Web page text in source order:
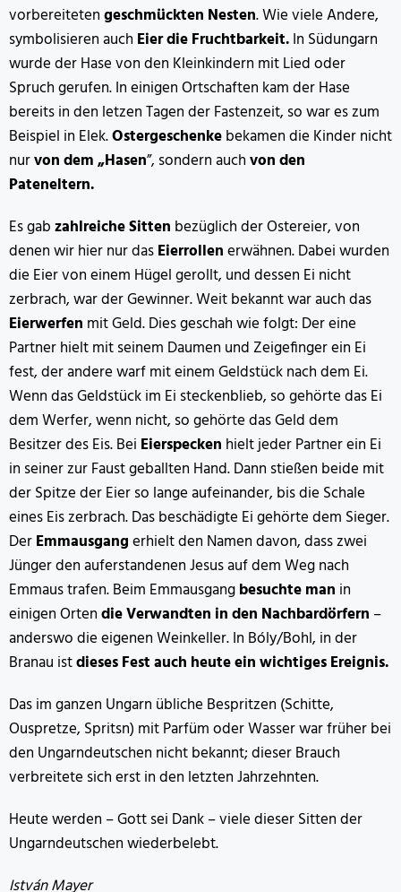
vorbereitetengeschmückten Nesten. Wie viele Andere,
symbolisieren auch Eier die Fruchtbarkeit.In Südungarn
wurde der Hase von den Kleinkindern mit Lied oder
Spruch gerufen. In einigen Ortschaften kam der Hase
bereits in den letzen Tagen der Fastenzeit, so war es zum
Beispiel in Elek.Ostergeschenkebekamen die Kinder nicht
nurvon dem „Hasen”, sondern auchvon den
Pateneltern.
Es gabzahlreiche Sitten bezüglich der Ostereier, von
denen wir hier nur dasEierrollenerwähnen. Dabei wurden
die Eier von einem Hügel gerollt, und dessen Ei nicht
zerbrach, war der Gewinner. Weit bekannt war auch das
Eierwerfen mit Geld. Dies geschah wie folgt: Der eine
Partner hielt mit seinem Daumen und Zeigefinger ein Ei
fest, der andere warf mit einem Geldstück nach dem Ei.
Wenn das Geldstück im Ei steckenblieb, so gehörte das Ei
dem Werfer, wenn nicht, so gehörte das Geld dem
Besitzer des Eis. Bei Eierspecken hielt jeder Partner ein Ei
in seiner zur Faust geballten Hand. Dann stießen beide mit
der Spitze der Eier so lange aufeinander, bis die Schale
eines Eis zerbrach. Das beschädigte Ei gehörte dem Sieger.
DerEmmausgangerhielt den Namen davon, dass zwei
Jünger den auferstandenen Jesus auf dem Weg nach
Emmaus trafen. Beim Emmausgangbesuchte man in
einigen Ortendie Verwandten in den Nachbardörfern –
anderswo die eigenen Weinkeller. In Bóly/Bohl, in der
Branau istdieses Fest auch heute ein wichtiges Ereignis.
Das im ganzen Ungarn übliche Bespritzen (Schitte,
Ouspretze, Spritsn) mit Parfüm oder Wasser war früher bei
den Ungarndeutschen nicht bekannt; dieser Brauch
verbreitete sich erst in den letzten Jahrzehnten.
Heute werden – Gott sei Dank – viele dieser Sitten der
Ungarndeutschen wiederbelebt.
István Mayer